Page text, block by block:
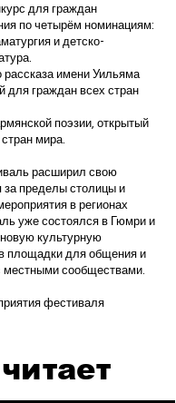
для граждан
по четырём номинациям:
и детско-
рассказа имени Уильяма
для граждан всех стран
поэзии, открытый
мира.
расширил свою
пределы столицы и
в регионах
уже состоялся в Гюмри и
культурную
площадки для общения и
местными сообществами.
фестиваля